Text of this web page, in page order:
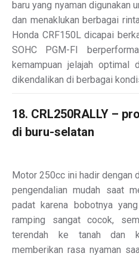
baru yang nyaman digunakan
dan menaklukan berbagai
Honda CRF150L dicapai
SOHC PGM-FI
kemampuan jelajah optimal
dikendalikan di berbagai
18. CRL250RALLY –
di buru-selatan
Motor 250cc ini hadir dengan
pengendalian mudah saat
padat karena bobotnya
ramping sangat cocok,
terendah ke tanah dan
memberikan rasa nyaman